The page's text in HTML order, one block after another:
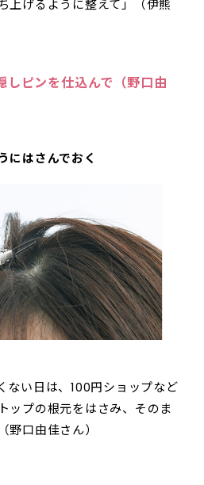
上げるように整えて」（伊熊
しピンを仕込んで（野口由
にはさんでおく
ない日は、100円ショップなど
ップの根元をはさみ、そのま
口由佳さん）